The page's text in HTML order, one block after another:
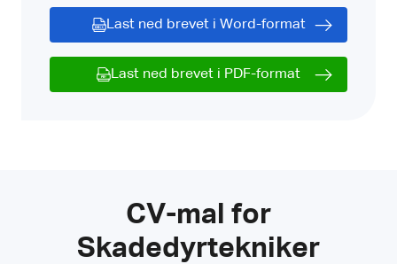
Last ned brevet i Word-format
Last ned brevet i PDF-format
CV-mal for
Skadedyrtekniker